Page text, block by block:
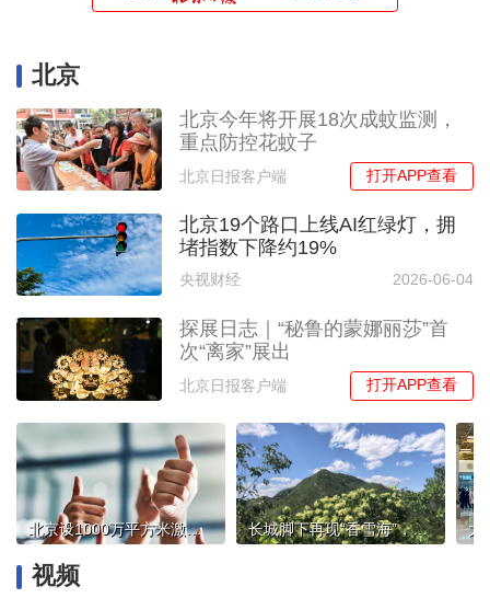
北京
北京今年将开展18次成蚊监测，
重点防控花蚊子
北京日报客户端 打开APP查看
北京19个路口上线AI红绿灯，拥
堵指数下降约19%
央视财经 2026-06-04
探展日志｜“秘鲁的蒙娜丽莎”首
次“离家”展出
北京日报客户端 打开APP查看
北京设1000万平方米激励指标池支持城市更新，重点保障这些项目 长城脚下再现“香雪海”，八达岭万亩暴马丁香绽放
视频